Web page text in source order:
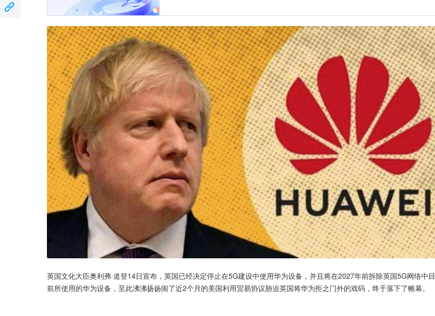
英国文化大臣奥利弗·道登14日宣布，英国已经决定停止在5G建设中使用华为设备，并且将在2027年前拆除英国5G网络中目
前所使用的华为设备，至此沸沸扬扬闹了近2个月的美国利用贸易协议胁迫英国将华为拒之门外的戏码，终于落下了帷幕。